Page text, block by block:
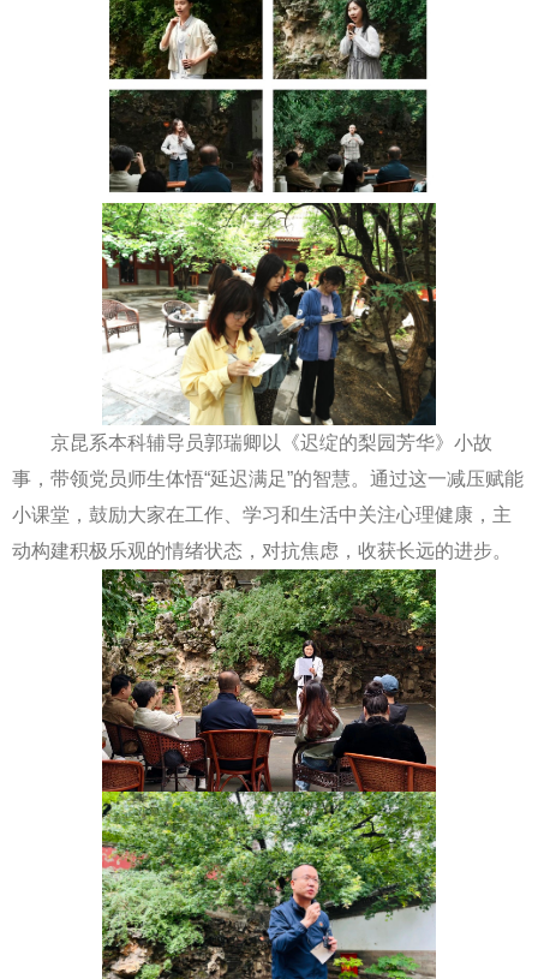
京昆系本科辅导员郭瑞卿以《迟绽的梨园芳华》小故
事，带领党员师生体悟“延迟满足”的智慧。通过这一减压赋能
小课堂，鼓励大家在工作、学习和生活中关注心理健康，主
动构建积极乐观的情绪状态，对抗焦虑，收获长远的进步。